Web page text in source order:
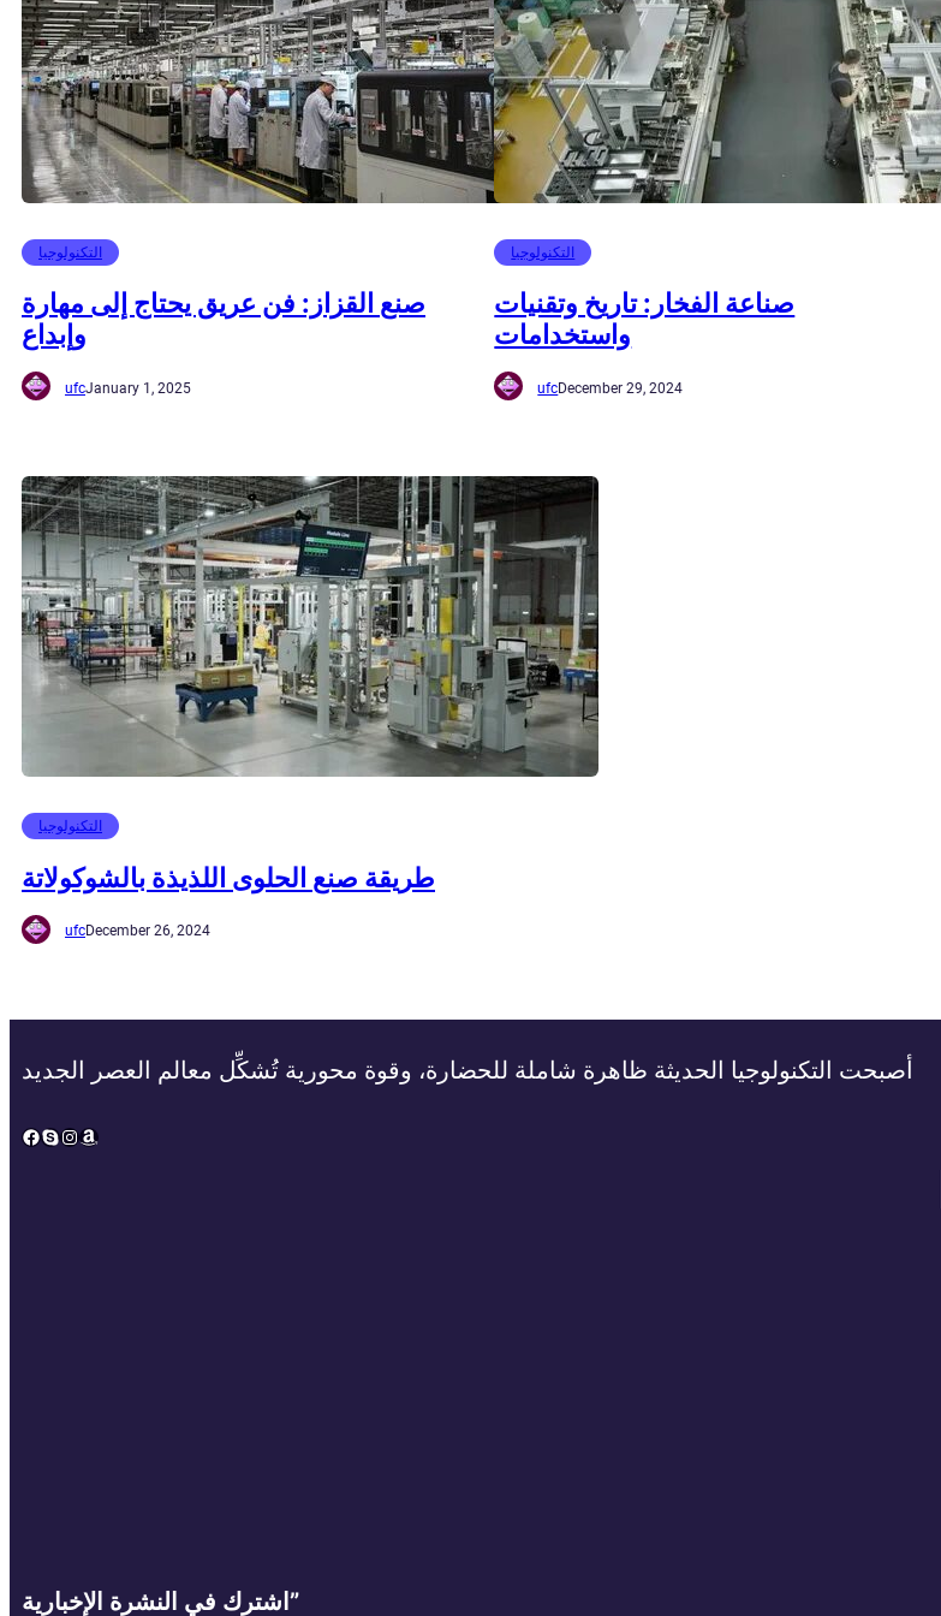
التكنولوجيا
صنع القزاز: فن عريق يحتاج إلى مهارة
وإبداع
ufcJanuary 1, 2025
التكنولوجيا
صناعة الفخار: تاريخ وتقنيات
واستخدامات
ufcDecember 29, 2024
التكنولوجيا
طريقة صنع الحلوى اللذيذة بالشوكولاتة
ufcDecember 26, 2024
أصبحت التكنولوجيا الحديثة ظاهرة شاملة للحضارة، وقوة محورية تُشكِّل معالم العصر الجديد
Facebook
Skype
Instagram
Amazon
اشترك في النشرة الإخبارية”